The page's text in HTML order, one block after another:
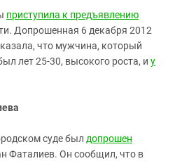
приступила к предъявлению
Допрошенная 6 декабря 2012
что мужчина, который
лет 25-30, высокого роста, и у
суде был допрошен
Фаталиев. Он сообщил, что в